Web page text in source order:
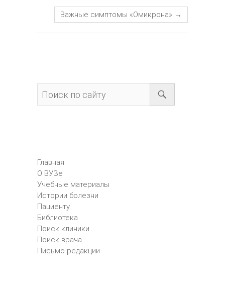
Важные симптомы «Омикрона» →
Главная
О ВУЗе
Учебные материалы
Истории болезни
Пациенту
Библиотека
Поиск клиники
Поиск врача
Письмо редакции